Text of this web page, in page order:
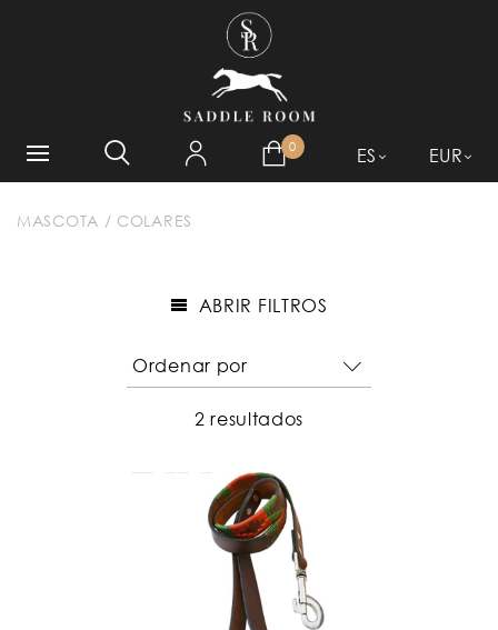
0 ES EUR
MASCOTA / COLARES
ABRIR FILTROS
2 resultados
¿QUÉ ESTÁ BUSCANDO?